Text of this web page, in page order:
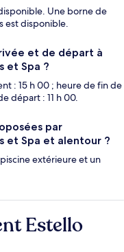
Une borne de
est disponible.
et de départ à
et Spa ?
: 15 h 00 ; heure de fin de
départ : 11 h 00.
par
et Spa et alentour ?
extérieure et un
Estello